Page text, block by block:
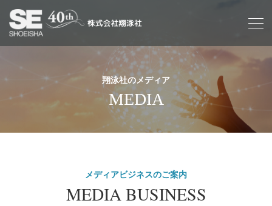
翔泳社のメディア
MEDIA
メディアビジネスのご案内
MEDIA BUSINESS